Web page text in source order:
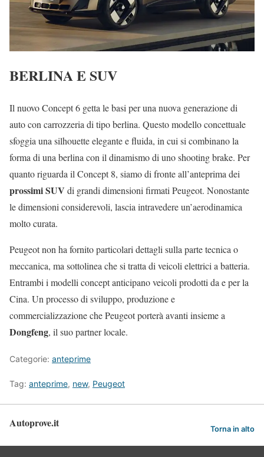
BERLINA E SUV
Il nuovo Concept 6 getta le basi per una nuova generazione di
auto con carrozzeria di tipo berlina. Questo modello concettuale
sfoggia una silhouette elegante e fluida, in cui si combinano la
forma di una berlina con il dinamismo di uno shooting brake. Per
quanto riguarda il Concept 8, siamo di fronte all’anteprima dei
prossimi SUV di grandi dimensioni firmati Peugeot. Nonostante
le dimensioni considerevoli, lascia intravedere un’aerodinamica
molto curata.
Peugeot non ha fornito particolari dettagli sulla parte tecnica o
meccanica, ma sottolinea che si tratta di veicoli elettrici a batteria.
Entrambi i modelli concept anticipano veicoli prodotti da e per la
Cina. Un processo di sviluppo, produzione e
commercializzazione che Peugeot porterà avanti insieme a
Dongfeng, il suo partner locale.
Categorie: anteprime
Tag: anteprime, new, Peugeot
Autoprove.it Torna in alto